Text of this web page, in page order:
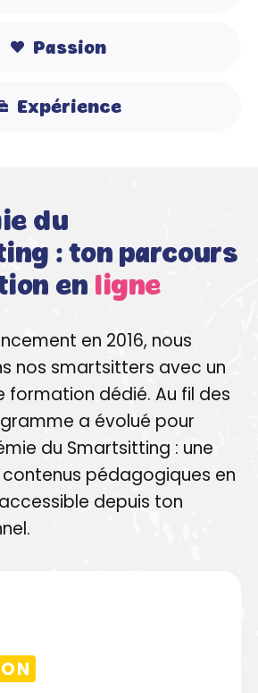
Passion
Expérience
du
: ton parcours
en ligne
en 2016, nous
nos smartsitters avec un
dédié. Au fil des
a évolué pour
du Smartsitting : une
pédagogiques en
depuis ton